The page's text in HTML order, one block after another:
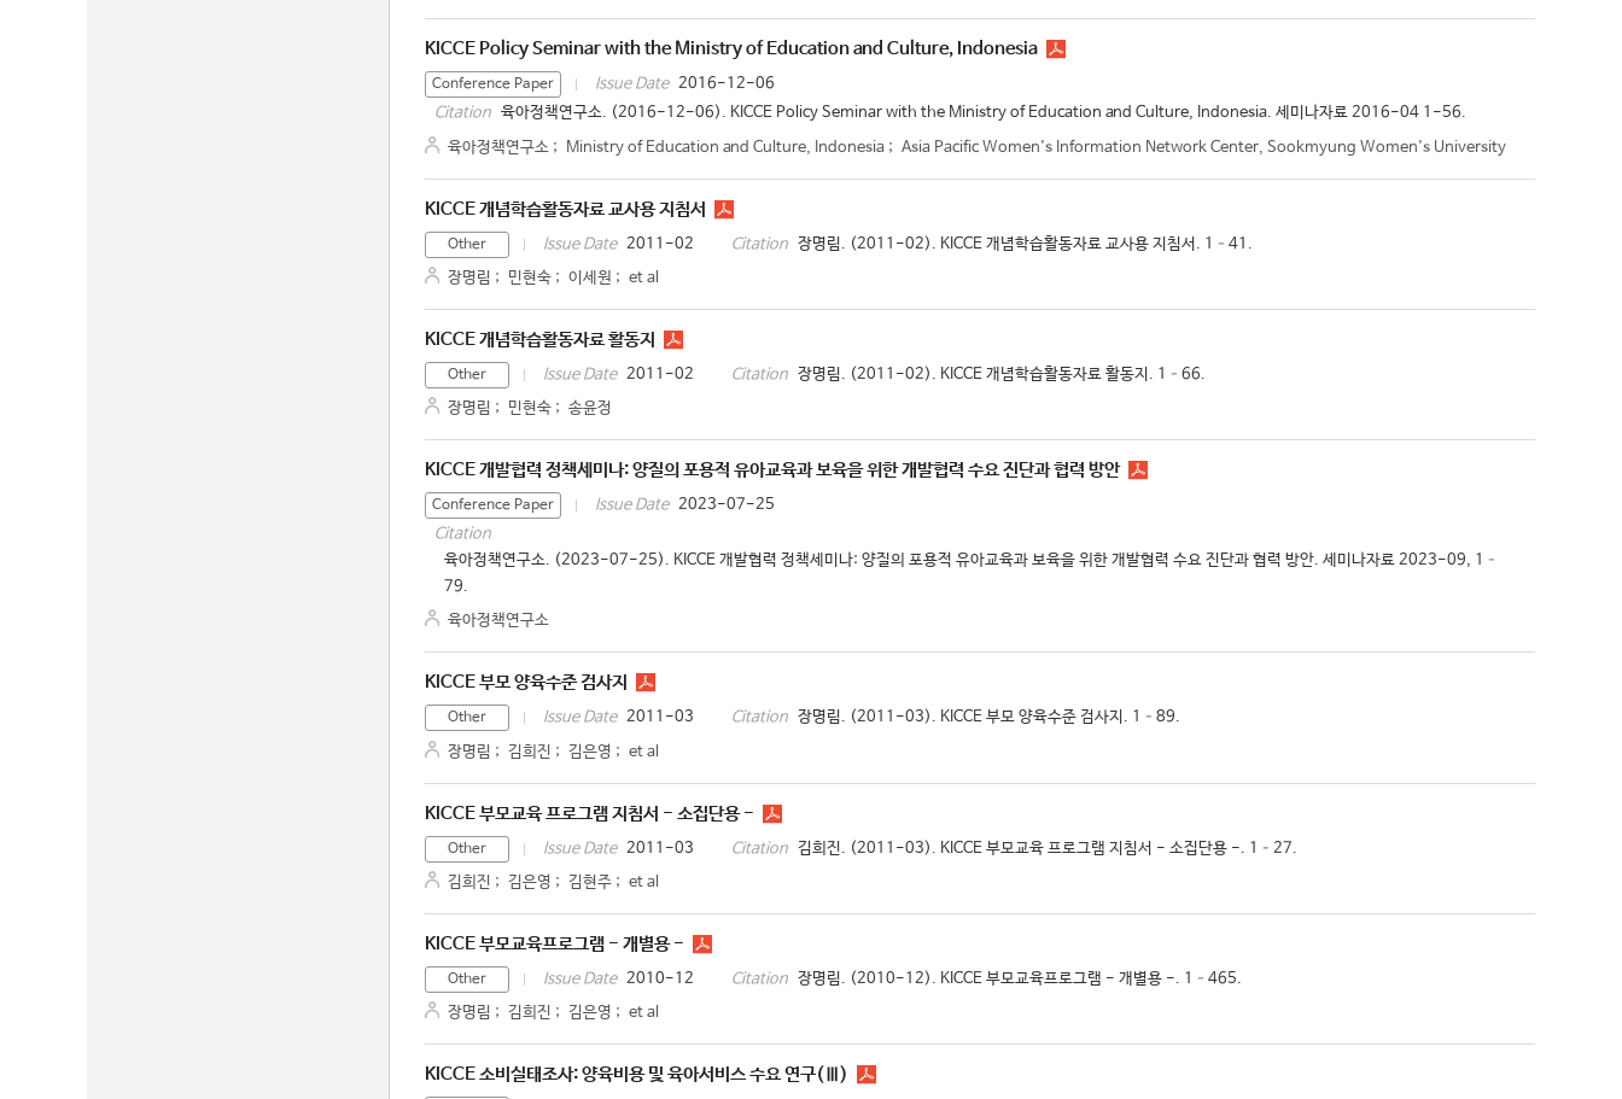
KICCE Policy Seminar with the Ministry of Education and Culture, Indonesia
Conference Paper Issue Date 2016-12-06
Citation 육아정책연구소. (2016-12-06). KICCE Policy Seminar with the Ministry of Education and Culture, Indonesia. 세미나자료 2016-04 1-56.
육아정책연구소 ; Ministry of Education and Culture, Indonesia ; Asia Pacific Women's Information Network Center, Sookmyung Women's University
KICCE 개념학습활동자료 교사용 지침서
Other Issue Date 2011-02 Citation 장명림. (2011-02). KICCE 개념학습활동자료 교사용 지침서. 1–41.
장명림 ; 민현숙 ; 이세원 ; et al
KICCE 개념학습활동자료 활동지
Other Issue Date 2011-02 Citation 장명림. (2011-02). KICCE 개념학습활동자료 활동지. 1–66.
장명림 ; 민현숙 ; 송윤정
KICCE 개발협력 정책세미나: 양질의 포용적 유아교육과 보육을 위한 개발협력 수요 진단과 협력 방안
Conference Paper Issue Date 2023-07-25
Citation
육아정책연구소. (2023-07-25). KICCE 개발협력 정책세미나: 양질의 포용적 유아교육과 보육을 위한 개발협력 수요 진단과 협력 방안. 세미나자료 2023-09, 1–
79.
육아정책연구소
KICCE 부모 양육수준 검사지
Other Issue Date 2011-03 Citation 장명림. (2011-03). KICCE 부모 양육수준 검사지. 1–89.
장명림 ; 김희진 ; 김은영 ; et al
KICCE 부모교육 프로그램 지침서 - 소집단용 -
Other Issue Date 2011-03 Citation 김희진. (2011-03). KICCE 부모교육 프로그램 지침서 - 소집단용 -. 1–27.
김희진 ; 김은영 ; 김현주 ; et al
KICCE 부모교육프로그램 - 개별용 -
Other Issue Date 2010-12 Citation 장명림. (2010-12). KICCE 부모교육프로그램 - 개별용 -. 1–465.
장명림 ; 김희진 ; 김은영 ; et al
KICCE 소비실태조사: 양육비용 및 육아서비스 수요 연구(Ⅲ)